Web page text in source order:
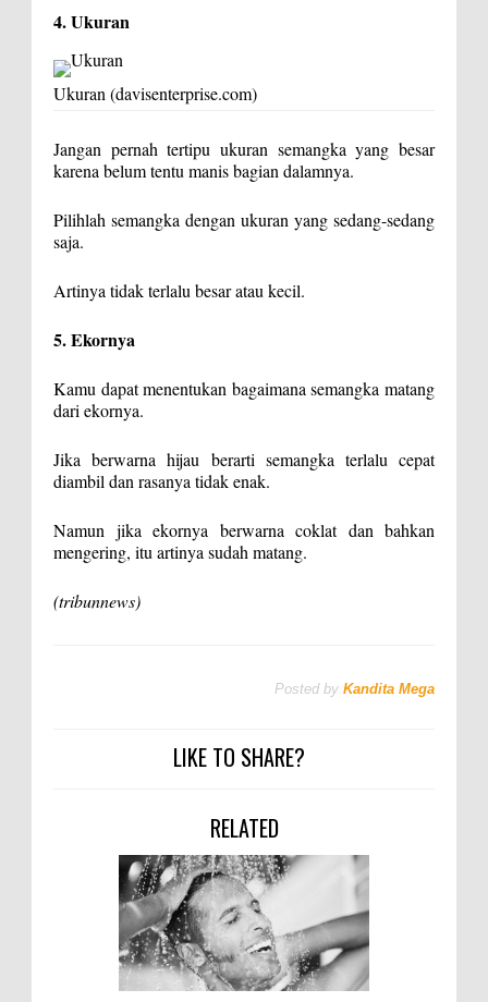
4. Ukuran
Ukuran (davisenterprise.com)
Jangan pernah tertipu ukuran semangka yang besar
karena belum tentu manis bagian dalamnya.
Pilihlah semangka dengan ukuran yang sedang-sedang
saja.
Artinya tidak terlalu besar atau kecil.
5. Ekornya
Kamu dapat menentukan bagaimana semangka matang
dari ekornya.
Jika berwarna hijau berarti semangka terlalu cepat
diambil dan rasanya tidak enak.
Namun jika ekornya berwarna coklat dan bahkan
mengering, itu artinya sudah matang.
(tribunnews)
Posted by Kandita Mega
LIKE TO SHARE?
RELATED